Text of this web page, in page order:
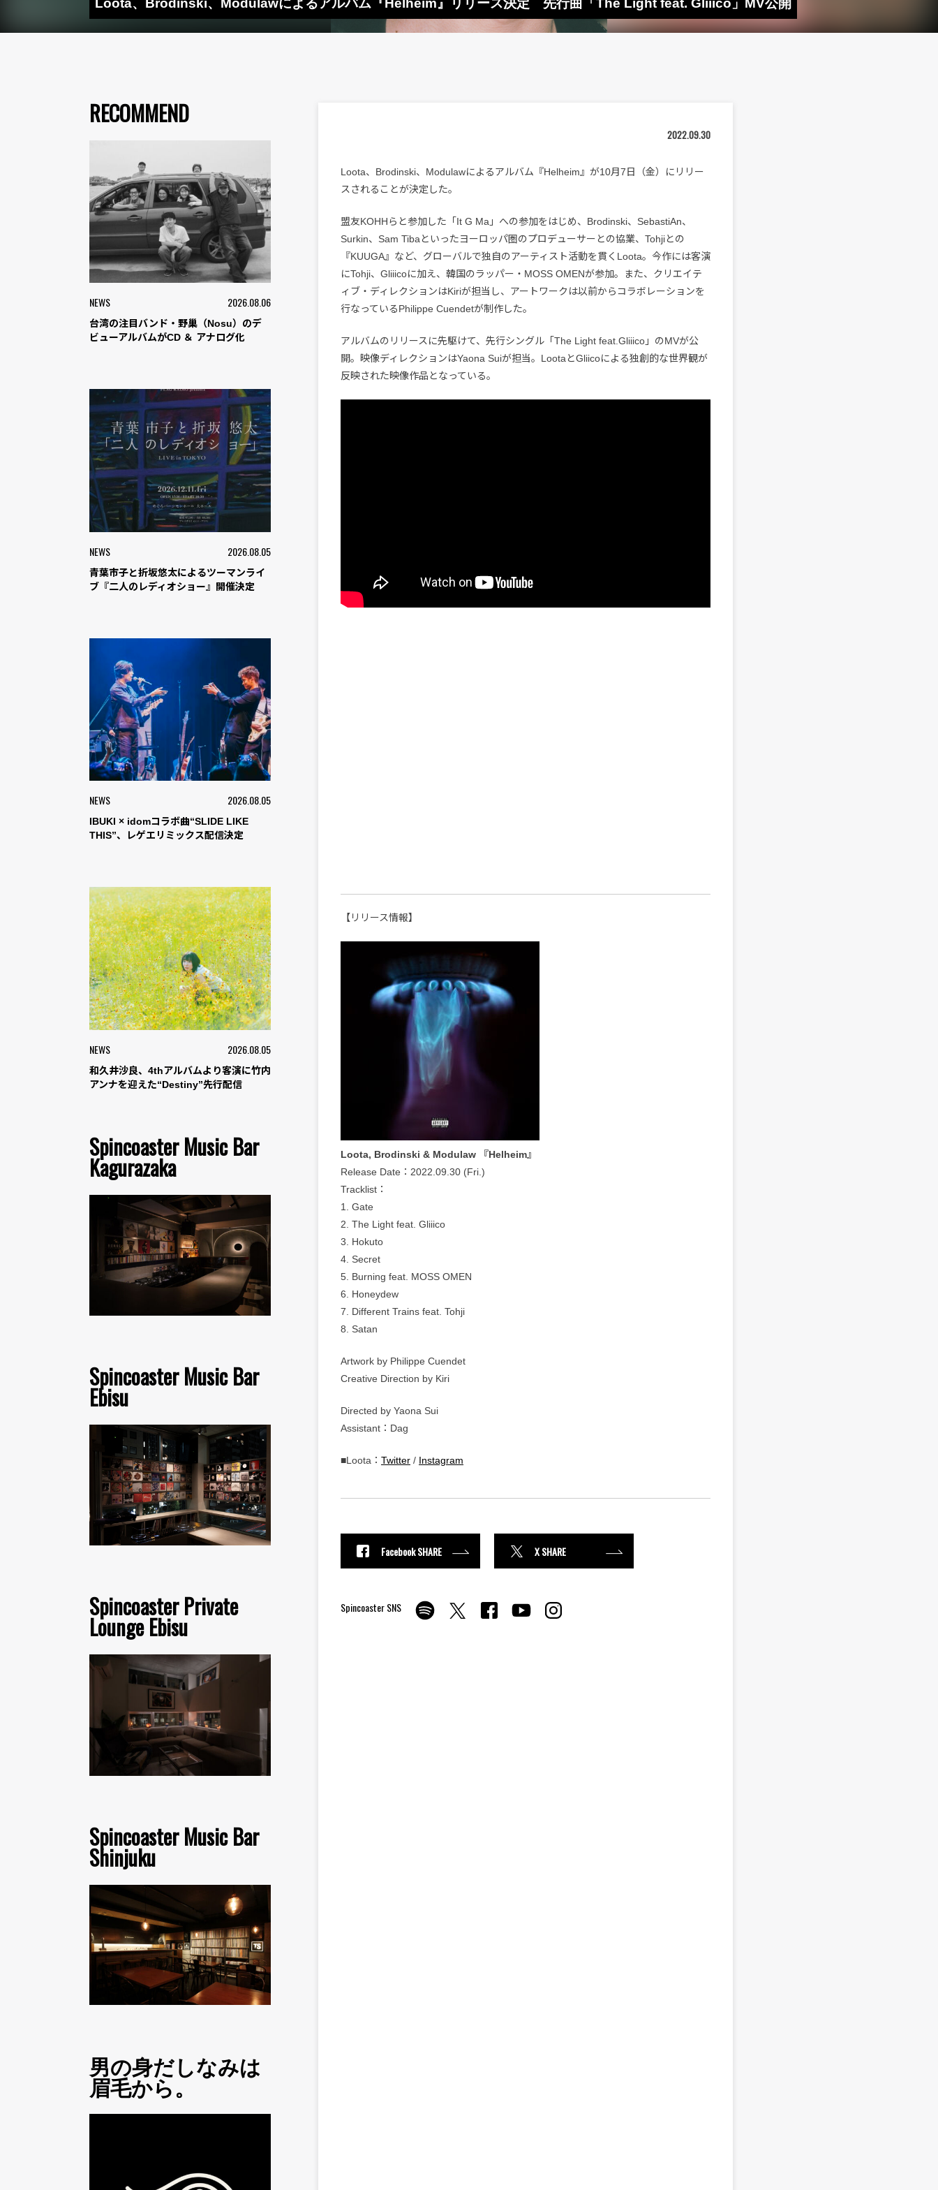
Loota、Brodinski、Modulawによるアルバム『Helheim』リリース決定 先行曲「The Light feat. Gliiico」MV公開
RECOMMEND
NEWS 2026.08.06
台湾の注目バンド・野巢（Nosu）のデ
ビューアルバムがCD ＆ アナログ化
NEWS 2026.08.05
青葉市子と折坂悠太によるツーマンライ
ブ『二人のレディオショー』開催決定
NEWS 2026.08.05
IBUKI × idomコラボ曲“SLIDE LIKE
THIS”、レゲエリミックス配信決定
NEWS 2026.08.05
和久井沙良、4thアルバムより客演に竹内
アンナを迎えた“Destiny”先行配信
Spincoaster Music Bar
Kagurazaka
Spincoaster Music Bar
Ebisu
Spincoaster Private
Lounge Ebisu
Spincoaster Music Bar
Shinjuku
男の身だしなみは
眉毛から。
2022.09.30
Loota、Brodinski、Modulawによるアルバム『Helheim』が10月7日（金）にリリー
スされることが決定した。
盟友KOHHらと参加した「It G Ma」への参加をはじめ、Brodinski、SebastiAn、
Surkin、Sam Tibaといったヨーロッパ圏のプロデューサーとの協業、Tohjiとの
『KUUGA』など、グローバルで独自のアーティスト活動を貫くLoota。今作には客演
にTohji、Gliiicoに加え、韓国のラッパー・MOSS OMENが参加。また、クリエイテ
ィブ・ディレクションはKiriが担当し、アートワークは以前からコラボレーションを
行なっているPhilippe Cuendetが制作した。
アルバムのリリースに先駆けて、先行シングル「The Light feat.Gliiico」のMVが公
開。映像ディレクションはYaona Suiが担当。LootaとGliicoによる独創的な世界観が
反映された映像作品となっている。
【リリース情報】
Loota, Brodinski & Modulaw 『Helheim』
Release Date：2022.09.30 (Fri.)
Tracklist：
1. Gate
2. The Light feat. Gliiico
3. Hokuto
4. Secret
5. Burning feat. MOSS OMEN
6. Honeydew
7. Different Trains feat. Tohji
8. Satan
Artwork by Philippe Cuendet
Creative Direction by Kiri
Directed by Yaona Sui
Assistant：Dag
■Loota： Twitter / Instagram
Facebook SHARE X SHARE
Spincoaster SNS